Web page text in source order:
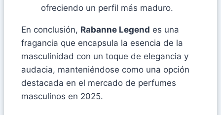
ofreciendo un perfil más maduro.
En conclusión, Rabanne Legend es una
fragancia que encapsula la esencia de la
masculinidad con un toque de elegancia y
audacia, manteniéndose como una opción
destacada en el mercado de perfumes
masculinos en 2025.